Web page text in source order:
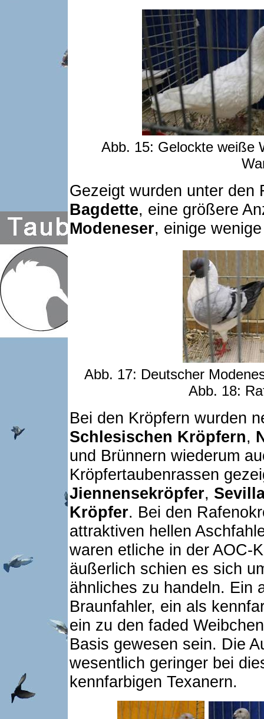
Abb. 15: Gelockte weiße
Gezeigt wurden unter den
Bagdette, eine größere
Modeneser, einige
Abb. 17: Deutscher
Abb. 18:
Bei den Kröpfern wurden
Schlesischen Kröpfern,
und Brünnern wiederum
Kröpfertaubenrassen
Jiennensekröpfer,
Kröpfer. Bei den
attraktiven hellen
waren etliche in der AOC-
äußerlich schien es sich
ähnliches zu handeln. Ein
Braunfahler, ein als
ein zu den faded
Basis gewesen sein. Die
wesentlich geringer bei
kennfarbigen Texanern.